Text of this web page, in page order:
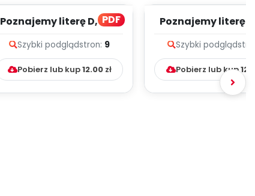
PDF
Poznajemy literę D, cz. 1
Szybki podglądstron: 9
Pobierz lub kup12.00zł
Poznajemy literę E,
Szybki podgląd
Pobierz lub kup